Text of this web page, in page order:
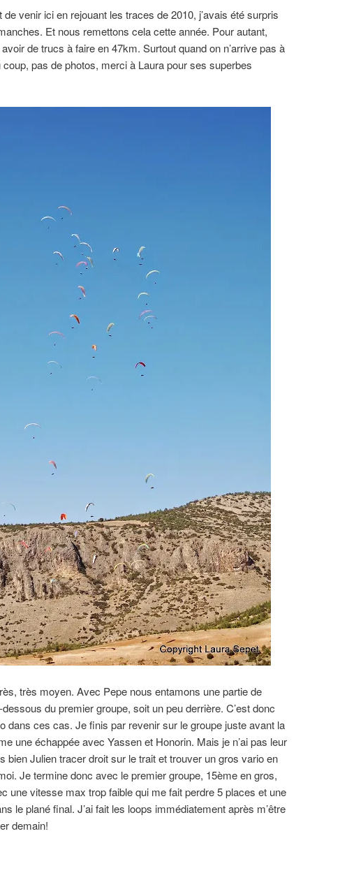
venir ici en rejouant les traces de 2010, j’avais été surpris
Et nous remettons cela cette année. Pour autant,
avoir de trucs à faire en 47km. Surtout quand on n’arrive pas à
coup, pas de photos, merci à Laura pour ses superbes
très moyen. Avec Pepe nous entamons une partie de
du premier groupe, soit un peu derrière. C’est donc
dans ces cas. Je finis par revenir sur le groupe juste avant la
une échappée avec Yassen et Honorin. Mais je n’ai pas leur
bien Julien tracer droit sur le trait et trouver un gros vario en
Je termine donc avec le premier groupe, 15ème en gros,
une vitesse max trop faible qui me fait perdre 5 places et une
le plané final. J’ai fait les loops immédiatement après m’être
demain!